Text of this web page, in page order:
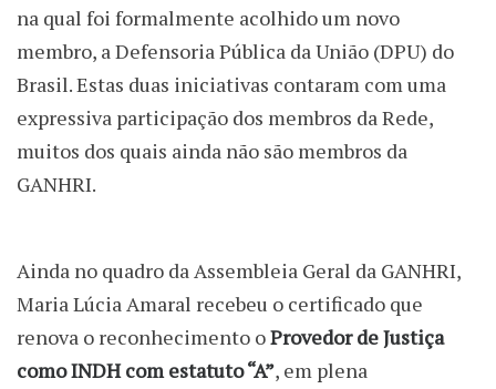
na qual foi formalmente acolhido um novo
membro, a Defensoria Pública da União (DPU) do
Brasil. Estas duas iniciativas contaram com uma
expressiva participação dos membros da Rede,
muitos dos quais ainda não são membros da
GANHRI.
Ainda no quadro da Assembleia Geral da GANHRI,
Maria Lúcia Amaral recebeu o certificado que
renova o reconhecimento oProvedor de Justiça
como INDH com estatuto “A”, em plena